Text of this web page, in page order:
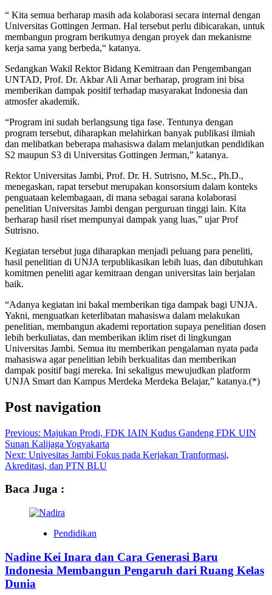
“ Kita semua berharap masih ada kolaborasi secara internal dengan
Universitas Gottingen Jerman. Hal tersebut perlu dibicarakan, untuk
membangun program berikutnya dengan proyek dan mekanisme
kerja sama yang berbeda,“ katanya.
Sedangkan Wakil Rektor Bidang Kemitraan dan Pengembangan
UNTAD, Prof. Dr. Akbar Ali Amar berharap, program ini bisa
memberikan dampak positif terhadap masyarakat Indonesia dan
atmosfer akademik.
“Program ini sudah berlangsung tiga fase. Tentunya dengan
program tersebut, diharapkan melahirkan banyak publikasi ilmiah
dan melibatkan beberapa mahasiswa dalam melanjutkan pendidikan
S2 maupun S3 di Universitas Gottingen Jerman,” katanya.
Rektor Universitas Jambi, Prof. Dr. H. Sutrisno, M.Sc., Ph.D.,
menegaskan, rapat tersebut merupakan konsorsium dalam konteks
penguataan kelembagaan, di mana sebagai sarana kolaborasi
penelitian Universitas Jambi dengan perguruan tinggi lain. Kita
berharap hasil riset mempunyai dampak yang luas,” ujar Prof
Sutrisno.
Kegiatan tersebut juga diharapkan menjadi peluang para peneliti,
hasil penelitian di UNJA terpublikasikan lebih luas, dan dibutuhkan
komitmen peneliti agar kemitraan dengan universitas lain berjalan
baik.
“Adanya kegiatan ini bakal memberikan tiga dampak bagi UNJA.
Yakni, menguatkan keterlibatan mahasiswa dalam melakukan
penelitian, membangun akademi reportation supaya penelitian dosen
lebih berkuliatas, dan memberikan iklim riset di lingkungan
Universitas Jambi. Semua itu memberikan pengalaman nyata pada
mahasiswa agar penelitian lebih berkualitas dan memberikan
dampak positif bagi mereka. Ini sekaligus mewujudkan platform
UNJA Smart dan Kampus Merdeka Merdeka Belajar,” katanya.(*)
Post navigation
Previous: Majukan Prodi, FDK IAIN Kudus Gandeng FDK UIN
Sunan Kalijaga Yogyakarta
Next: Univesitas Jambi Fokus pada Kerjakan Tranformasi,
Akreditasi, dan PTN BLU
Baca Juga :
Pendidikan
Nadine Kei Inara dan Cara Generasi Baru
Indonesia Membangun Pengaruh dari Ruang Kelas
Dunia